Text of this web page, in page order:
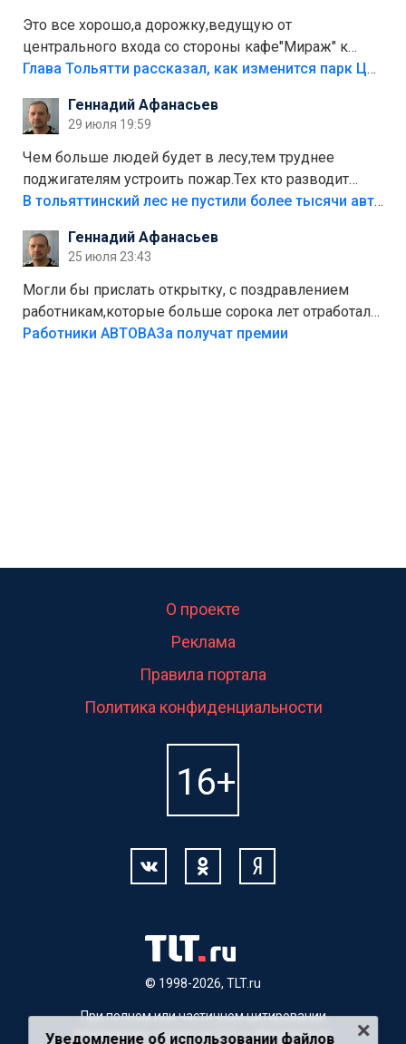
Это все хорошо,а дорожку,ведущую от
центрального входа со стороны кафе"Мираж" к
аттракционам слабо доделать?А то бордюры
лежала в парке и испортилась.Да еще,видимо,часть
украли.
Глава Тольятти рассказал, как изменится парк Центрального района
Геннадий Афанасьев
29 июля 19:59
Чем больше людей будет в лесу,тем труднее
поджигателям устроить пожар.Тех кто разводит
костры,тех надо безбожно штрафовать.Камер полно
Штрафы мизерные.
В тольяттинский лес не пустили более тысячи автомобилей
Геннадий Афанасьев
25 июля 23:43
Могли бы прислать открытку, с поздравлением
работникам,которые больше сорока лет отработали
на предприятии.
Работники АВТОВАЗа получат премии
© 1998-2026, TLT.ru
О проекте
Реклама
Правила портала
Политика конфиденциальности
При полном или частичном цитировании
материалов, ссылка на TLT.ru обязательна.
Уведомление об использовании файлов